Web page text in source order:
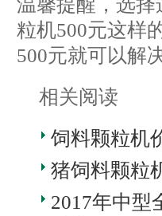
温馨提醒，选
粒机500元这样
500元就可以解
相关阅读
饲料颗粒机
猪饲料颗粒
2017年中型